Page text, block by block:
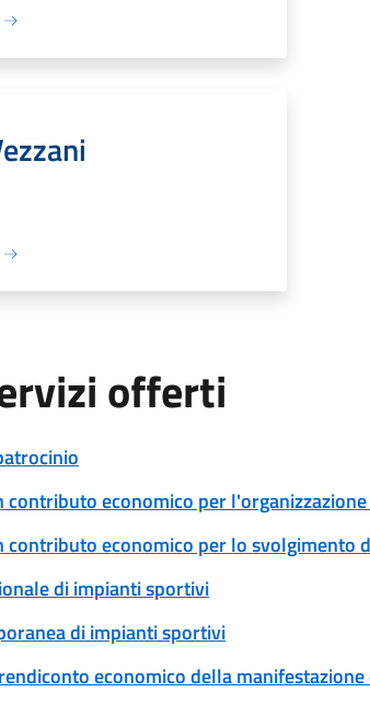
offerti
contributo economico per
contributo economico per lo svolgimento
di impianti sportivi
di impianti sportivi
economico della